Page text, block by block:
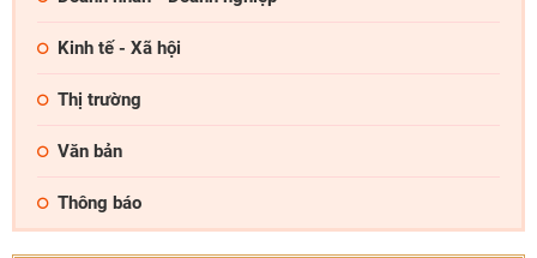
Kinh tế - Xã hội
Thị trường
Văn bản
Thông báo